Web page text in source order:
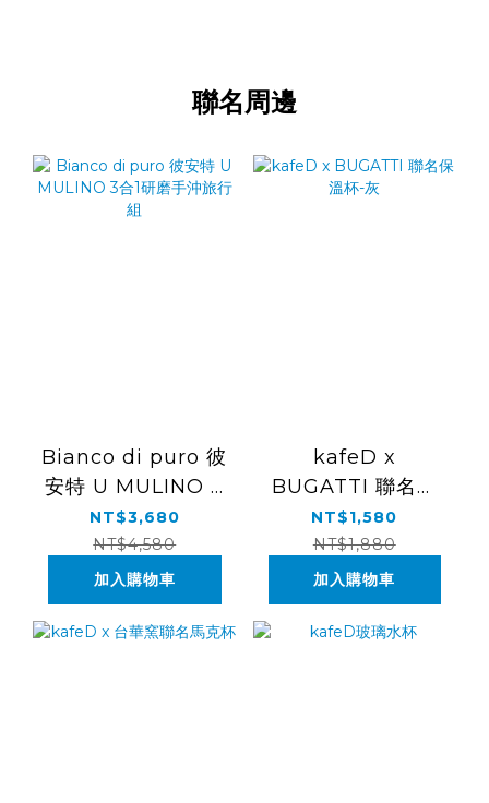
聯名周邊
Bianco di puro 彼
安特 U MULINO 3
合1研磨手沖旅行組
NT$3,680
NT$4,580
加入購物車
kafeD x
BUGATTI 聯名保
溫杯-灰
NT$1,580
NT$1,880
加入購物車